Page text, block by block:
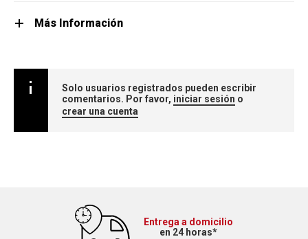
Más Información
Solo usuarios registrados pueden escribir
comentarios. Por favor, iniciar sesión o
crear una cuenta
Entrega a domicilio
en 24 horas*